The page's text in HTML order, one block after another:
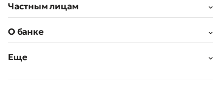
Частным лицам
О банке
Еще